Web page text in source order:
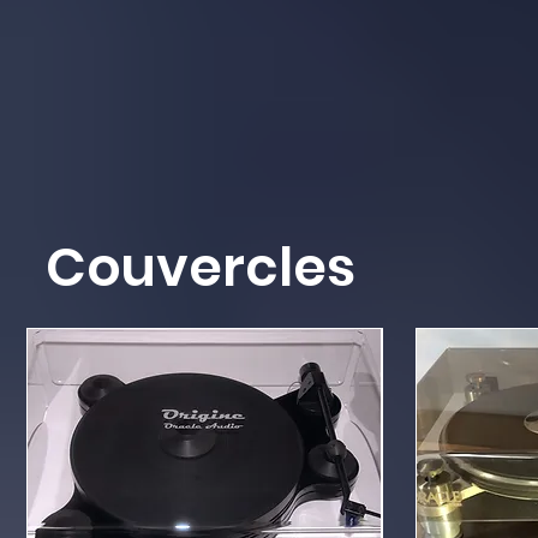
Couvercles